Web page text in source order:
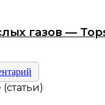
газов —